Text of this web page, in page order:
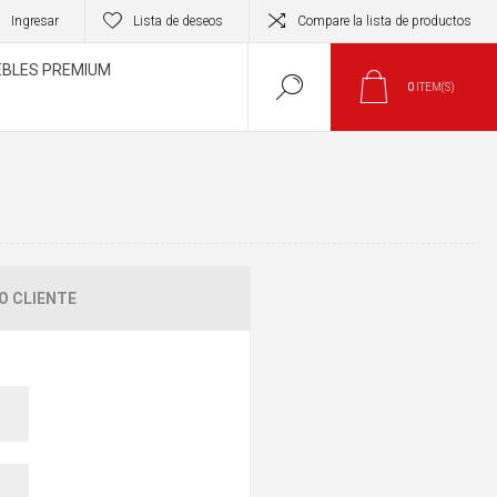
Ingresar Lista de deseos Compare la lista de productos
PREMIUM
0 ITEM(S)
CLIENTE